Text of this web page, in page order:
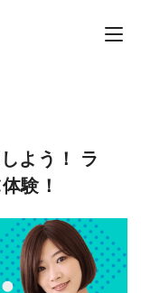
よう！ ラ
験！